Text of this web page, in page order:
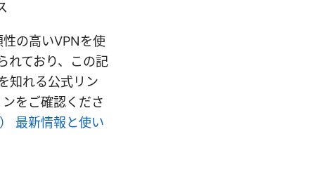
の高いVPNを使
れており、この記
知れる公式リン
をご確認くださ
最新情報と使い